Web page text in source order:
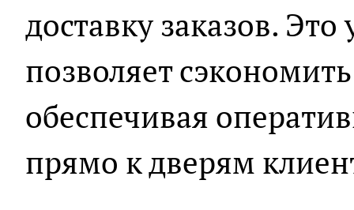
доставку заказов.
позволяет
обеспечивая
прямо к дверям